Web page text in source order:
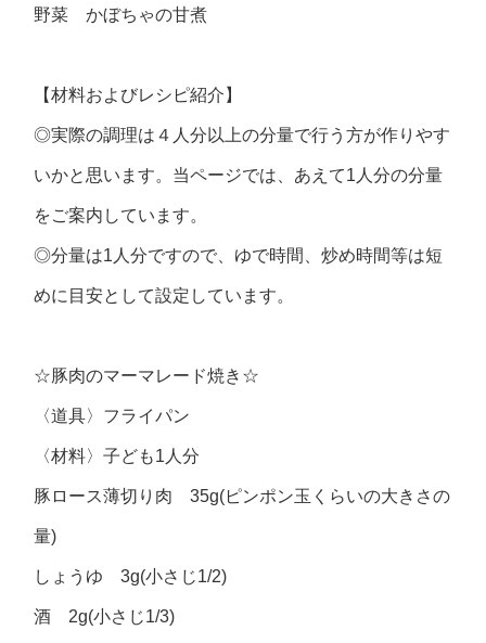
野菜 かぼちゃの甘煮
【材料およびレシピ紹介】
◎実際の調理は４人分以上の分量で行う方が作りやす
いかと思います。当ページでは、あえて1人分の分量
をご案内しています。
◎分量は1人分ですので、ゆで時間、炒め時間等は短
めに目安として設定しています。
☆豚肉のマーマレード焼き☆
〈道具〉フライパン
〈材料〉子ども1人分
豚ロース薄切り肉 35g(ピンポン玉くらいの大きさの
量)
しょうゆ 3g(小さじ1/2)
酒 2g(小さじ1/3)